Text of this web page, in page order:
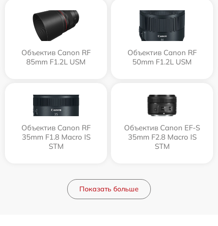
Объектив Canon RF
85mm F1.2L USM
Объектив Canon RF
50mm F1.2L USM
Объектив Canon RF
35mm F1.8 Macro IS
STM
Объектив Canon EF-S
35mm F2.8 Macro IS
STM
Показать больше